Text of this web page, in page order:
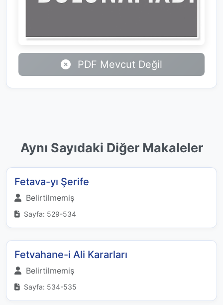
PDF Mevcut Değil
Aynı Sayıdaki Diğer Makaleler
Fetava-yı Şerife
Belirtilmemiş
Sayfa: 529-534
Fetvahane-i Ali Kararları
Belirtilmemiş
Sayfa: 534-535